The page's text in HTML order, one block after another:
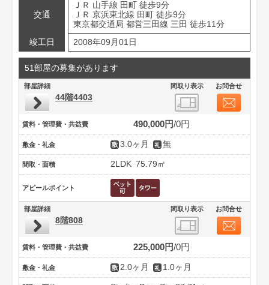
交通
ＪＲ 山手線 田町 徒歩9分
ＪＲ 京浜東北線 田町 徒歩9分
東京都交通局 都営三田線 三田 徒歩11分
竣工日
2008年09月01日
51部屋の募集があります
部屋詳細 間取り表示 お問合せ
44階4403
賃料・管理費・共益費 490,000円 0円
敷金・礼金 3.0ヶ月 無
間取・面積 2LDK 75.79㎡
アピールポイント
部屋詳細 間取り表示 お問合せ
8階808
賃料・管理費・共益費 225,000円 0円
敷金・礼金 2.0ヶ月 1.0ヶ月